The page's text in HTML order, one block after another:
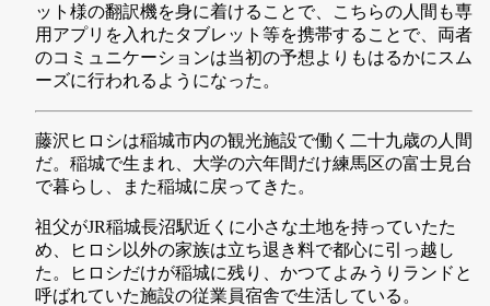
ット様の翻訳機を身に着けることで、こちらの人間も専
用アプリを入れたタブレット等を携帯することで、両者
のコミュニケーションは当初の予想よりもはるかにスム
ーズに行われるようになった。
藤沢ヒロシは稲城市内の観光施設で働く二十九歳の人間
だ。稲城で生まれ、大学の六年間だけ練馬区の富士見台
で暮らし、また稲城に戻ってきた。
祖父がJR稲城長沼駅近くに小さな土地を持っていたた
め、ヒロシ以外の家族は立ち退き料で都心に引っ越し
た。ヒロシだけが稲城に残り、かつてよみうりランドと
呼ばれていた施設の従業員宿舎で生活している。